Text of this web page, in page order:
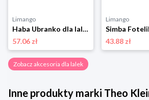
Limango
Haba Ubranko dla lalek - 18 m+ rozmiar: onesize
57.06 zł
Limango
43.88 zł
Zobacz akcesoria dla lalek
Inne produkty marki Theo